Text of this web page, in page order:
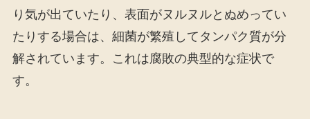
り気が出ていたり、表面がヌルヌルとぬめってい
たりする場合は、細菌が繁殖してタンパク質が分
解されています。これは腐敗の典型的な症状で
す。